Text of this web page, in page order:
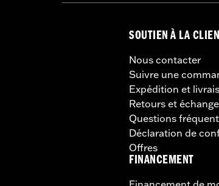
SOUTIEN À LA
Nous contacter
Suivre une
Expédition et
Retours et
Questions
Déclaration de
Offres
FINANCEMENT